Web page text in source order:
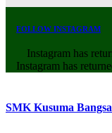
FOLLOW INSTAGRAM
Instagram has
Instagram has
SMK Kusuma